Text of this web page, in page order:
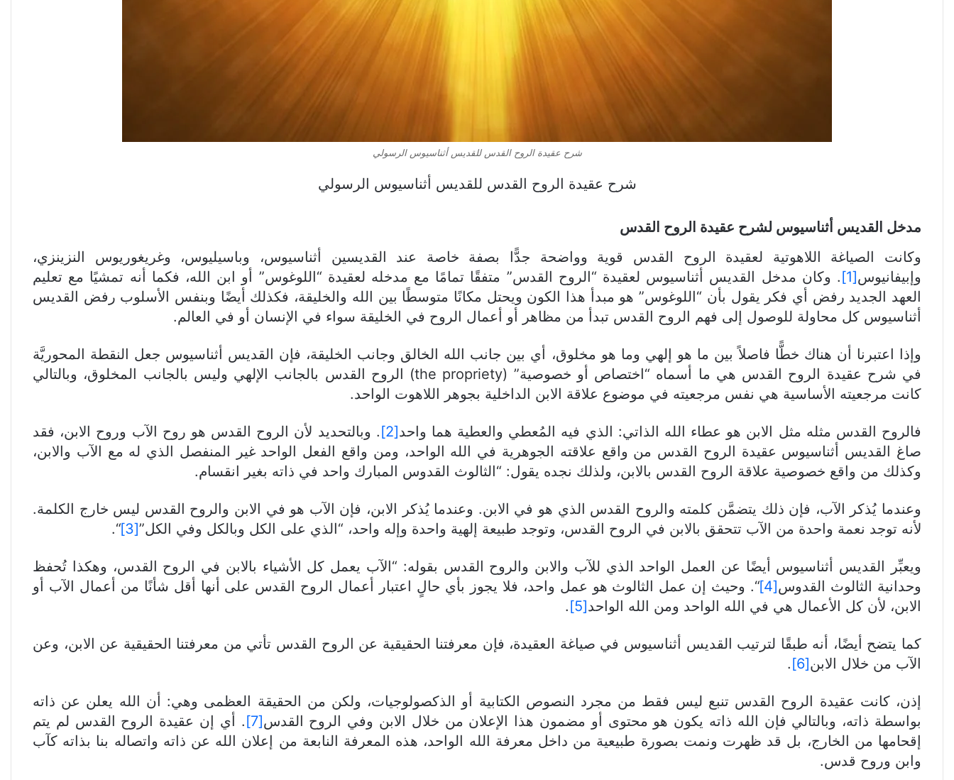
شرح عقيدة الروح القدس للقديس أثناسيوس الرسولي
شرح عقيدة الروح القدس للقديس أثناسيوس الرسولي
مدخل القديس أثناسيوس لشرح عقيدة الروح القدس
وكانت الصياغة اللاهوتية لعقيدة الروح القدس قوية وواضحة جدًّا بصفة خاصة عند القديسين أثناسيوس، وباسيليوس، وغريغوريوس النزينزي،
وإبيفانيوس[1]
. وكان مدخل القديس أثناسيوس لعقيدة “الروح القدس” متفقًا تمامًا مع مدخله لعقيدة “اللوغوس” أو ابن الله، فكما أنه تمشيًا مع تعليم
العهد الجديد رفض أي فكر يقول بأن “اللوغوس” هو مبدأ هذا الكون ويحتل مكانًا متوسطًا بين الله والخليقة، فكذلك أيضًا وبنفس الأسلوب رفض القديس
أثناسيوس كل محاولة للوصول إلى فهم الروح القدس تبدأ من مظاهر أو أعمال الروح في الخليقة سواء في الإنسان أو في العالم.
وإذا اعتبرنا أن هناك خطًّا فاصلاً بين ما هو إلهي وما هو مخلوق، أي بين جانب الله الخالق وجانب الخليقة، فإن القديس أثناسيوس جعل النقطة المحوريَّة
في شرح عقيدة الروح القدس هي ما أسماه “اختصاص أو خصوصية” (the propriety) الروح القدس بالجانب الإلهي وليس بالجانب المخلوق، وبالتالي
كانت مرجعيته الأساسية هي نفس مرجعيته في موضوع علاقة الابن الداخلية بجوهر اللاهوت الواحد.
فالروح القدس مثله مثل الابن هو عطاء الله الذاتي: الذي فيه المُعطي والعطية هما واحد[2]
. وبالتحديد لأن الروح القدس هو روح الآب وروح الابن، فقد
صاغ القديس أثناسيوس عقيدة الروح القدس من واقع علاقته الجوهرية في الله الواحد، ومن واقع الفعل الواحد غير المنفصل الذي له مع الآب والابن،
وكذلك من واقع خصوصية علاقة الروح القدس بالابن، ولذلك نجده يقول: “الثالوث القدوس المبارك واحد في ذاته بغير انقسام.
وعندما يُذكر الآب، فإن ذلك يتضمَّن كلمته والروح القدس الذي هو في الابن. وعندما يُذكر الابن، فإن الآب هو في الابن والروح القدس ليس خارج الكلمة.
لأنه توجد نعمة واحدة من الآب تتحقق بالابن في الروح القدس، وتوجد طبيعة إلهية واحدة وإله واحد، “الذي على الكل وبالكل وفي الكل”[3]
“.
ويعبِّر القديس أثناسيوس أيضًا عن العمل الواحد الذي للآب والابن والروح القدس بقوله: “الآب يعمل كل الأشياء بالابن في الروح القدس، وهكذا تُحفظ
وحدانية الثالوث القدوس[4]
“. وحيث إن عمل الثالوث هو عمل واحد، فلا يجوز بأي حالٍ اعتبار أعمال الروح القدس على أنها أقل شأنًا من أعمال الآب أو
الابن، لأن كل الأعمال هي في الله الواحد ومن الله الواحد[5]
.
كما يتضح أيضًا، أنه طبقًا لترتيب القديس أثناسيوس في صياغة العقيدة، فإن معرفتنا الحقيقية عن الروح القدس تأتي من معرفتنا الحقيقية عن الابن، وعن
الآب من خلال الابن[6]
.
إذن، كانت عقيدة الروح القدس تنبع ليس فقط من مجرد النصوص الكتابية أو الذكصولوجيات، ولكن من الحقيقة العظمى وهي: أن الله يعلن عن ذاته
بواسطة ذاته، وبالتالي فإن الله ذاته يكون هو محتوى أو مضمون هذا الإعلان من خلال الابن وفي الروح القدس[7]
. أي إن عقيدة الروح القدس لم يتم
إقحامها من الخارج، بل قد ظهرت ونمت بصورة طبيعية من داخل معرفة الله الواحد، هذه المعرفة النابعة من إعلان الله عن ذاته واتصاله بنا بذاته كآب
وابن وروح قدس.